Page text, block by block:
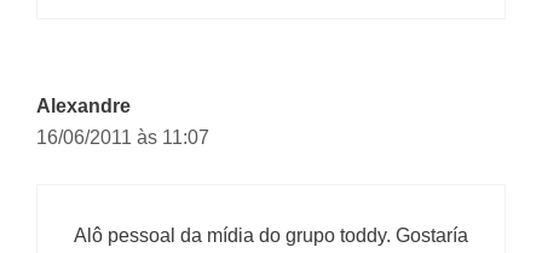
Alexandre
16/06/2011 às 11:07
Alô pessoal da mídia do grupo toddy. Gostaría